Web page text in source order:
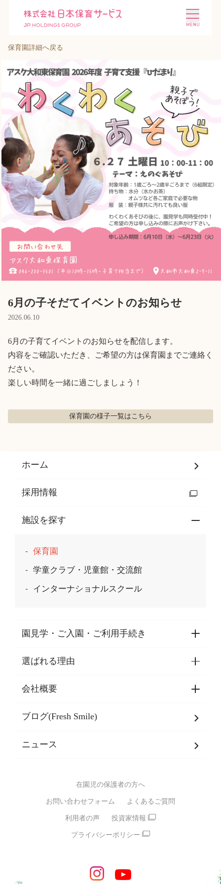
施設を探す 選ばれる理由
会社概要 ニュース
投資家情報 採用情報
English
ホーム
利用者の声
プライバシーポリシー
保育園詳細へ戻る
6月の子そだてイベントのお知らせ
2026.06.10
6月の子育てイベントのお知らせを配信します。
内容をご確認いただき、ご希望の方は保育園までご連絡く
ださい。
楽しい時間を一緒に過ごしましょう！
保育園の様子一覧はこちら
ホーム
採用情報
施設を探す
保育園
学童クラブ・児童館・交流館
インターナショナルスクール
園見学・ご入園・ご利用手続き
園見学・ご入園・ご利用手続き
東京都認証保育所空き状況
選ばれる理由
選ばれる理由一覧
乳児期・幼児期・
バイリンガル保育園
スポーツ保育園
モンテッソーリ式保育園
STEAMS保育・学童
えいご
めざせ！バイリンガル！
会社概要
会社概要
SDGsについて
ブログ(Fresh Smile)
ニュース
在園児の保護者の方へ
お問い合わせフォーム よくあるご質問
利用者の声 投資家情報
プライバシーポリシー